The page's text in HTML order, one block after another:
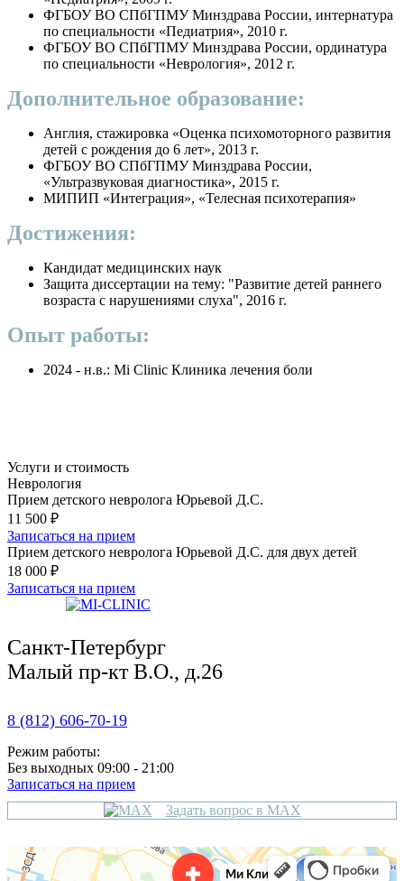
ФГБОУ ВО СПбГПМУ Минздрава России, интернатура
по специальности «Педиатрия», 2010 г.
ФГБОУ ВО СПбГПМУ Минздрава России, ординатура
по специальности «Неврология», 2012 г.
Дополнительное образование:
Англия, стажировка «Оценка психомоторного развития
детей с рождения до 6 лет», 2013 г.
ФГБОУ ВО СПбГПМУ Минздрава России,
«Ультразвуковая диагностика», 2015 г.
МИПИП «Интеграция», «Телесная психотерапия»
Достижения:
Кандидат медицинских наук
Защита диссертации на тему: "Развитие детей раннего
возраста с нарушениями слуха", 2016 г.
Опыт работы:
2024 - н.в.: Mi Clinic Клиника лечения боли
Услуги и стоимость
Неврология
Прием детского невролога Юрьевой Д.С.
11 500 ₽
Записаться на прием
Прием детского невролога Юрьевой Д.С. для двух детей
18 000 ₽
Записаться на прием
Санкт-Петербург
Малый пр-кт В.О., д.26
8 (812) 606-70-19
Режим работы:
Без выходных 09:00 - 21:00
Записаться на прием
Задать вопрос в MAX